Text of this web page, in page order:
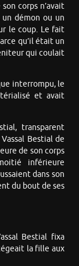
corps n’avait
un démon ou un
le coup. Le fait
qu’il était un
qui coulait
interrompu, le
et avait
transparent
Bestial de
de son corps
inférieure
dans son
du bout de ses
Bestial fixa
la fille aux